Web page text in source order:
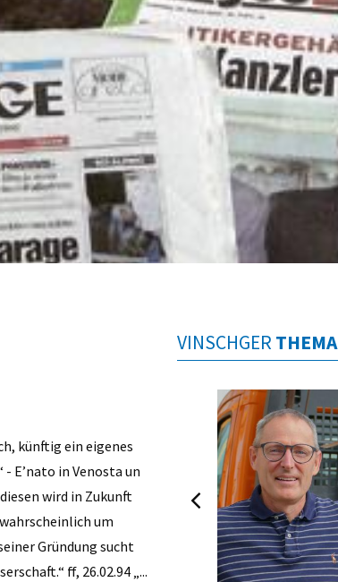
künftig ein eigenes
E’nato in Venosta un
wird in Zukunft
um
Gründung sucht
ff, 26.02.94 „...
VINSCHGER THEMA